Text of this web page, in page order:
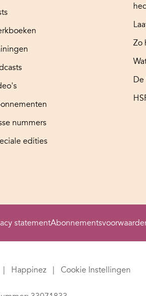
nummers
edities
Zo
statement
Happinez Cookie Instellingen